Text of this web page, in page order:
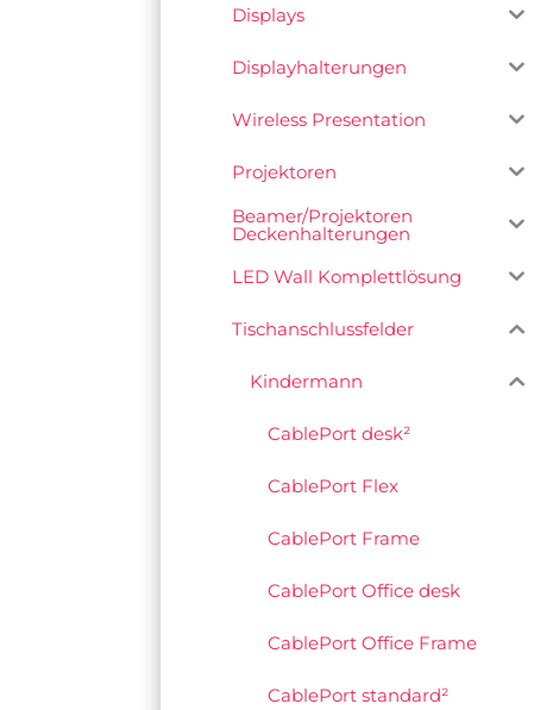
Displays
Displayhalterungen
Wireless Presentation
Projektoren
Beamer/Projektoren
Deckenhalterungen
LED Wall Komplettlösung
Tischanschlussfelder
Kindermann
CablePort desk²
CablePort Flex
CablePort Frame
CablePort Office desk
CablePort Office Frame
CablePort standard²